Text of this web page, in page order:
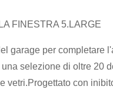
FINESTRA 5.LARGE
garage per completare
selezione di oltre 20
vetri.Progettato con